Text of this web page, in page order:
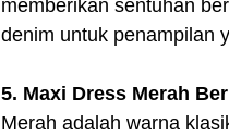
memberikan sentuhan
denim untuk penampilan
5. Maxi Dress Merah
Merah adalah warna